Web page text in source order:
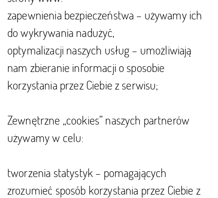
zapewnienia bezpieczeństwa – używamy ich
do wykrywania nadużyć,
optymalizacji naszych usług – umożliwiają
nam zbieranie informacji o sposobie
korzystania przez Ciebie z serwisu;
Zewnętrzne „cookies” naszych partnerów
używamy w celu:
tworzenia statystyk – pomagających
zrozumieć sposób korzystania przez Ciebie z